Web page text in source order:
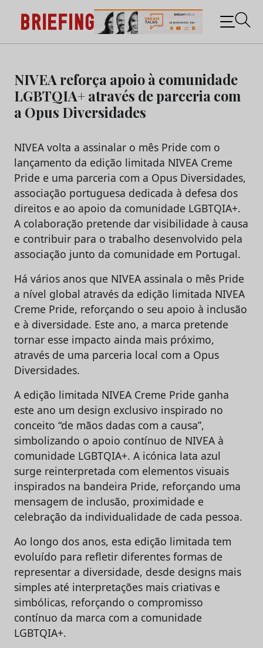
content
Briefing: Todas as notícias sobre os negócios do
Marketing e da Publicidade
NIVEA reforça apoio à comunidade
LGBTQIA+ através de parceria com
a Opus Diversidades
NIVEA volta a assinalar o mês Pride com o
lançamento da edição limitada NIVEA Creme
Pride e uma parceria com a Opus Diversidades,
associação portuguesa dedicada à defesa dos
direitos e ao apoio da comunidade LGBTQIA+.
A colaboração pretende dar visibilidade à causa
e contribuir para o trabalho desenvolvido pela
associação junto da comunidade em Portugal.
Há vários anos que NIVEA assinala o mês Pride
a nível global através da edição limitada NIVEA
Creme Pride, reforçando o seu apoio à inclusão
e à diversidade. Este ano, a marca pretende
tornar esse impacto ainda mais próximo,
através de uma parceria local com a Opus
Diversidades.
A edição limitada NIVEA Creme Pride ganha
este ano um design exclusivo inspirado no
conceito “de mãos dadas com a causa”,
simbolizando o apoio contínuo de NIVEA à
comunidade LGBTQIA+. A icónica lata azul
surge reinterpretada com elementos visuais
inspirados na bandeira Pride, reforçando uma
mensagem de inclusão, proximidade e
celebração da individualidade de cada pessoa.
Ao longo dos anos, esta edição limitada tem
evoluído para refletir diferentes formas de
representar a diversidade, desde designs mais
simples até interpretações mais criativas e
simbólicas, reforçando o compromisso
contínuo da marca com a comunidade
LGBTQIA+.